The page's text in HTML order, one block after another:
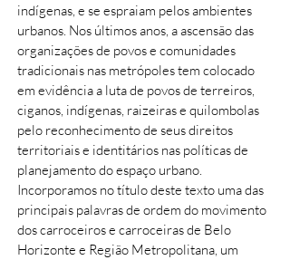
indígenas, e se espraiam pelos ambientes
urbanos. Nos últimos anos, a ascensão das
organizações de povos e comunidades
tradicionais nas metrópoles tem colocado
em evidência a luta de povos de terreiros,
ciganos, indígenas, raizeiras e quilombolas
pelo reconhecimento de seus direitos
territoriais e identitários nas políticas de
planejamento do espaço urbano.
Incorporamos no título deste texto uma das
principais palavras de ordem do movimento
dos carroceiros e carroceiras de Belo
Horizonte e Região Metropolitana, um